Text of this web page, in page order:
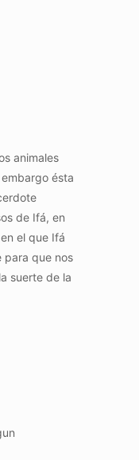
animales
ésta
de Ifá, en
el que Ifá
para que nos
suerte de la